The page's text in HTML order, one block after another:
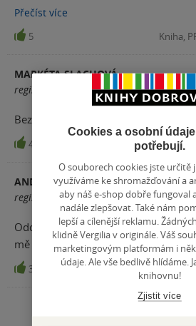
do poslední stránky. Rozhodně
Přečíst více
5 Kniha,
MARKÉTA SLACHOVÁ
registrovaný uživatel
Bezva čtení třeba na dovolenou.
4 Kniha,
ANDREA
registrovaný uživatel
Oddychovka fajn, ale příběh je dost
mě v knize spíše rušily.
3 Kniha,
Cookies a osobní
potřebují.
O souborech cookies jste určitě
využíváme ke shromažďování a
aby náš e-shop dobře fungoval
nadále zlepšovat. Také nám
lepší a cílenější reklamu.
klidně Vergilia v originále. Váš
marketingovým platformám i
údaje. Ale vše bedlivě hlídáme.
knihovnu!
Zjistit více